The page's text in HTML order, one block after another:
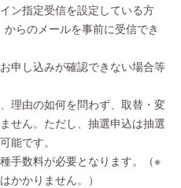
ン指定受信を設定している方
らのメールを事前に受信でき
申し込みが確認できない場合等
理由の如何を問わず、取替・変
せん。ただし、抽選申込は抽選
能です。
手数料が必要となります。（※
かかりません。）